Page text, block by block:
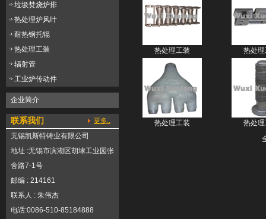
垃圾焚烧炉排
热处理炉风叶
耐热钢托辊
热处理工装
辐射管
工业炉传动件
企业简介
联系我们 更多..
无锡凯斯特铸业有限公司
地址 :无锡市滨湖区胡埭工业园张
舍路7-1号
邮编 : 214161
联系人 : 朱伟杰
电话:0086-510-85184888
热处理工装 热处
热处理工装
热处